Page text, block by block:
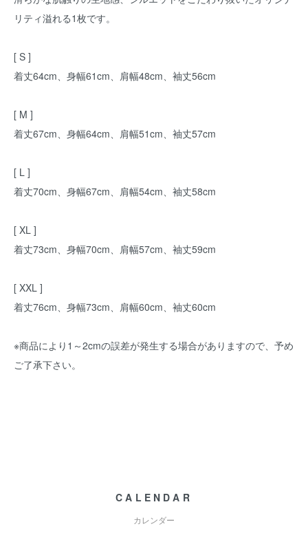
リティ溢れる1枚です。
[ S ]
着丈64cm、身幅61cm、肩幅48cm、袖丈56cm
[ M ]
着丈67cm、身幅64cm、肩幅51cm、袖丈57cm
[ L ]
着丈70cm、身幅67cm、肩幅54cm、袖丈58cm
[ XL ]
着丈73cm、身幅70cm、肩幅57cm、袖丈59cm
[ XXL ]
着丈76cm、身幅73cm、肩幅60cm、袖丈60cm
※商品により1～2cmの誤差が発生する場合がありますので、予め
ご了承下さい。
CALENDAR
カレンダー